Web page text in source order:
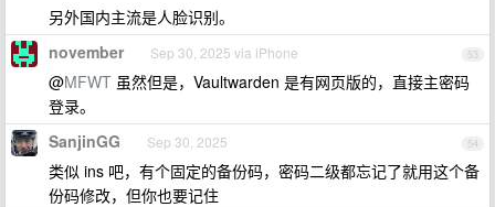
另外国内主流是人脸识别。
53
november Sep 30, 2025 via iPhone
@MFWT 虽然但是，Vaultwarden 是有网页版的，直接主密码
登录。
54
SanjinGG Sep 30, 2025
类似 ins 吧，有个固定的备份码，密码二级都忘记了就用这个备
份码修改，但你也要记住